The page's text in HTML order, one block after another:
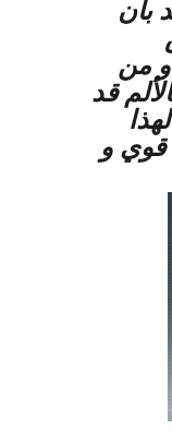
بأن
و من
قد
قوي و